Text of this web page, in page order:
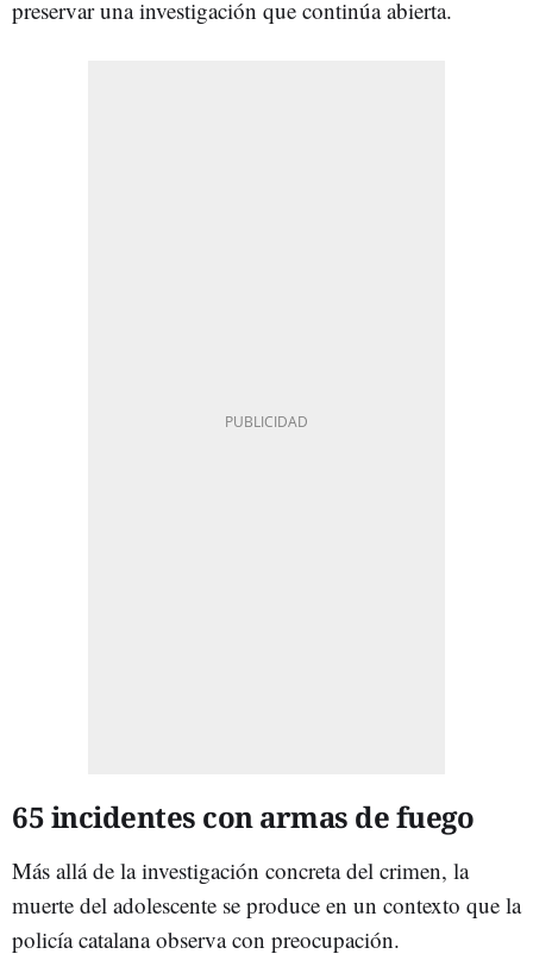
preservar una investigación que continúa abierta.
65 incidentes con armas de fuego
Más allá de la investigación concreta del crimen, la
muerte del adolescente se produce en un contexto que la
policía catalana observa con preocupación.